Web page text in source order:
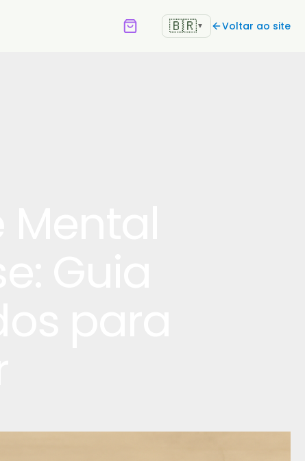
🇧🇷▼ Voltar ao site